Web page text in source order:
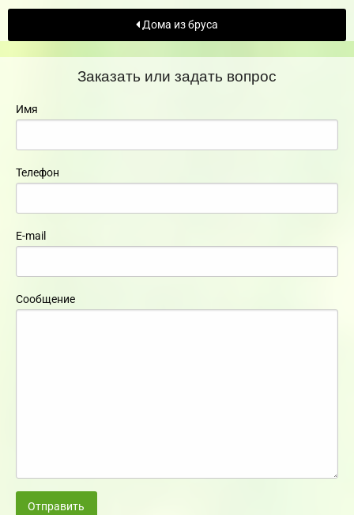
Дома из бруса
Заказать или задать вопрос
Имя
Телефон
E-mail
Сообщение
Отправить